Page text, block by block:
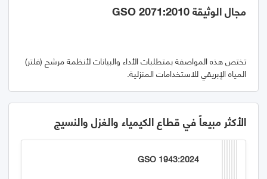
مجال الوثيقة GSO 2071:2010
تختص هذه المواصفة بمتطلبات الأداء والبيانات لأنظمة مرشح (فلتر)
المياه الإبريقي للاستخدامات المنزلية.
الأكثر مبيعاً في قطاع الكيمياء والغزل والنسيج
GSO 1943:2024